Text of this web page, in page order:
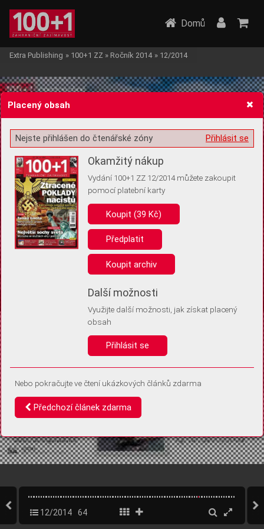
Žádost o souhlas s ukládáním volitelných informací
Pro základní fungování webu nepotřebujeme ukládat žádné informace
(tzv. cookies apod.). Rádi bychom vás ale požádali o souhlas s
uložením volitelných informací:
Anonymní unikátní ID
Díky němu příště poznáme, že se jedná o stejné zařízení, a
Identifikátor je zcela anonymní.
Vaše souhlasy a odmítnutí si ukládáme do vašeho zařízení, abychom se
vás už příště znovu neptali. Můžete je kdykoli později upravit ve Správě
Domů
Extra Publishing » 100+1 ZZ » Ročník 2014 » 12/2014
12/2014 64
Placený obsah
Přihlásit se
Nejste přihlášen do čtenářské zóny
Okamžitý nákup
Vydání 100+1 ZZ 12/2014 můžete zakoupit
pomocí platební karty
Koupit (39 Kč)
Předplatit
Koupit archiv
Další možnosti
Využijte další možnosti, jak získat placený
obsah
Přihlásit se
Nebo pokračujte ve čtení ukázkových článků zdarma
Předchozí článek zdarma